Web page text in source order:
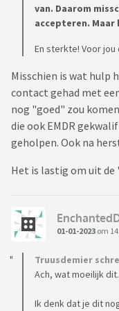
van. Daarom
accepteren. Maar
En sterkte! Voor
Misschien is wat hulp
contact gehad met
nog "goed" zou
die ook EMDR
geholpen. Ook na
Het is lastig om uit
01-01-2023 om
Truusdemier
Ach, wat moeilijk
Ik denk dat je dit